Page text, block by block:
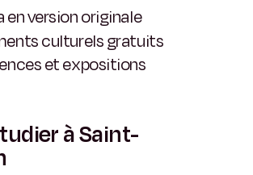
en version originale
culturels gratuits
et expositions
à Saint-